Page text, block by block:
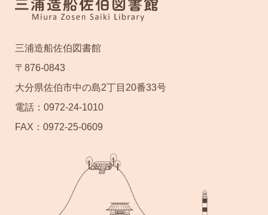
三浦造船佐伯図書館
〒876-0843
大分県佐伯市中の島2丁目20番33号
電話：0972-24-1010
FAX：0972-25-0609